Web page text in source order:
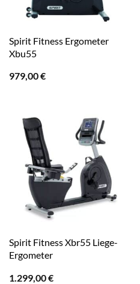
Spirit Fitness Ergometer
Xbu55
979,00€
Spirit Fitness Xbr55 Liege-
Ergometer
1.299,00€